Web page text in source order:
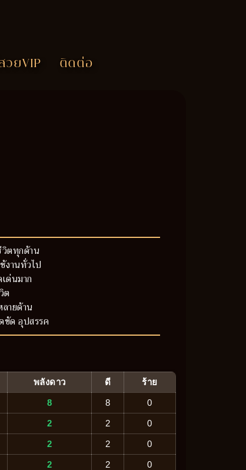
วยVIP ติดต่อ
วิตทุกด้าน
งานทั่วไป
ด่นมาก
ต
ายด้าน
ขัด อุปสรรค
พลังดาว ดี ร้าย
8 8 0
2 2 0
2 2 0
2 2 0